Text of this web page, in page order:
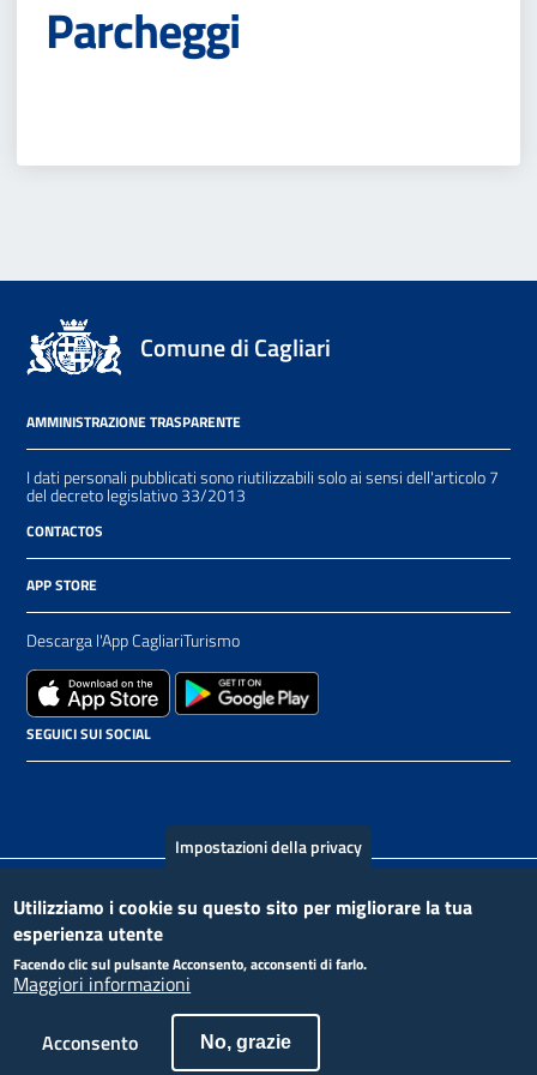
Parcheggi
Comune di Cagliari
AMMINISTRAZIONE TRASPARENTE
I dati personali pubblicati sono riutilizzabili solo ai sensi dell'articolo 7
del decreto legislativo 33/2013
CONTACTOS
APP STORE
Descarga l'App CagliariTurismo
SEGUICI SUI SOCIAL
Piè
di
pagina
Contacto Crediti Privacy Policy
“Progetto cofinanziato dall’Unione europea - Fondi Strutturali e di Investimento Europei | Programma Operativo Città
Impostazioni della privacy
Utilizziamo i cookie su questo sito per migliorare la tua
esperienza utente
Facendo clic sul pulsante Acconsento, acconsenti di farlo.
Maggiori informazioni
Acconsento No, grazie